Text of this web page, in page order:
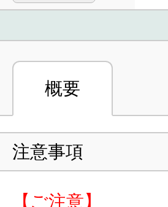
概要
注意事項
【ご注意】